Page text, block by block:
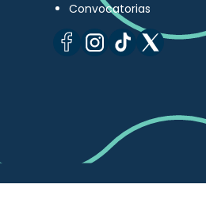
Convocatorias